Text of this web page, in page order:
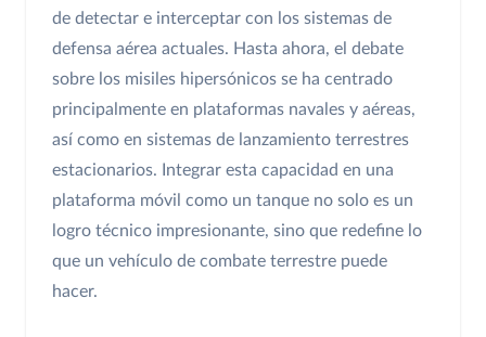
de detectar e interceptar con los sistemas de
defensa aérea actuales. Hasta ahora, el debate
sobre los misiles hipersónicos se ha centrado
principalmente en plataformas navales y aéreas,
así como en sistemas de lanzamiento terrestres
estacionarios. Integrar esta capacidad en una
plataforma móvil como un tanque no solo es un
logro técnico impresionante, sino que redefine lo
que un vehículo de combate terrestre puede
hacer.